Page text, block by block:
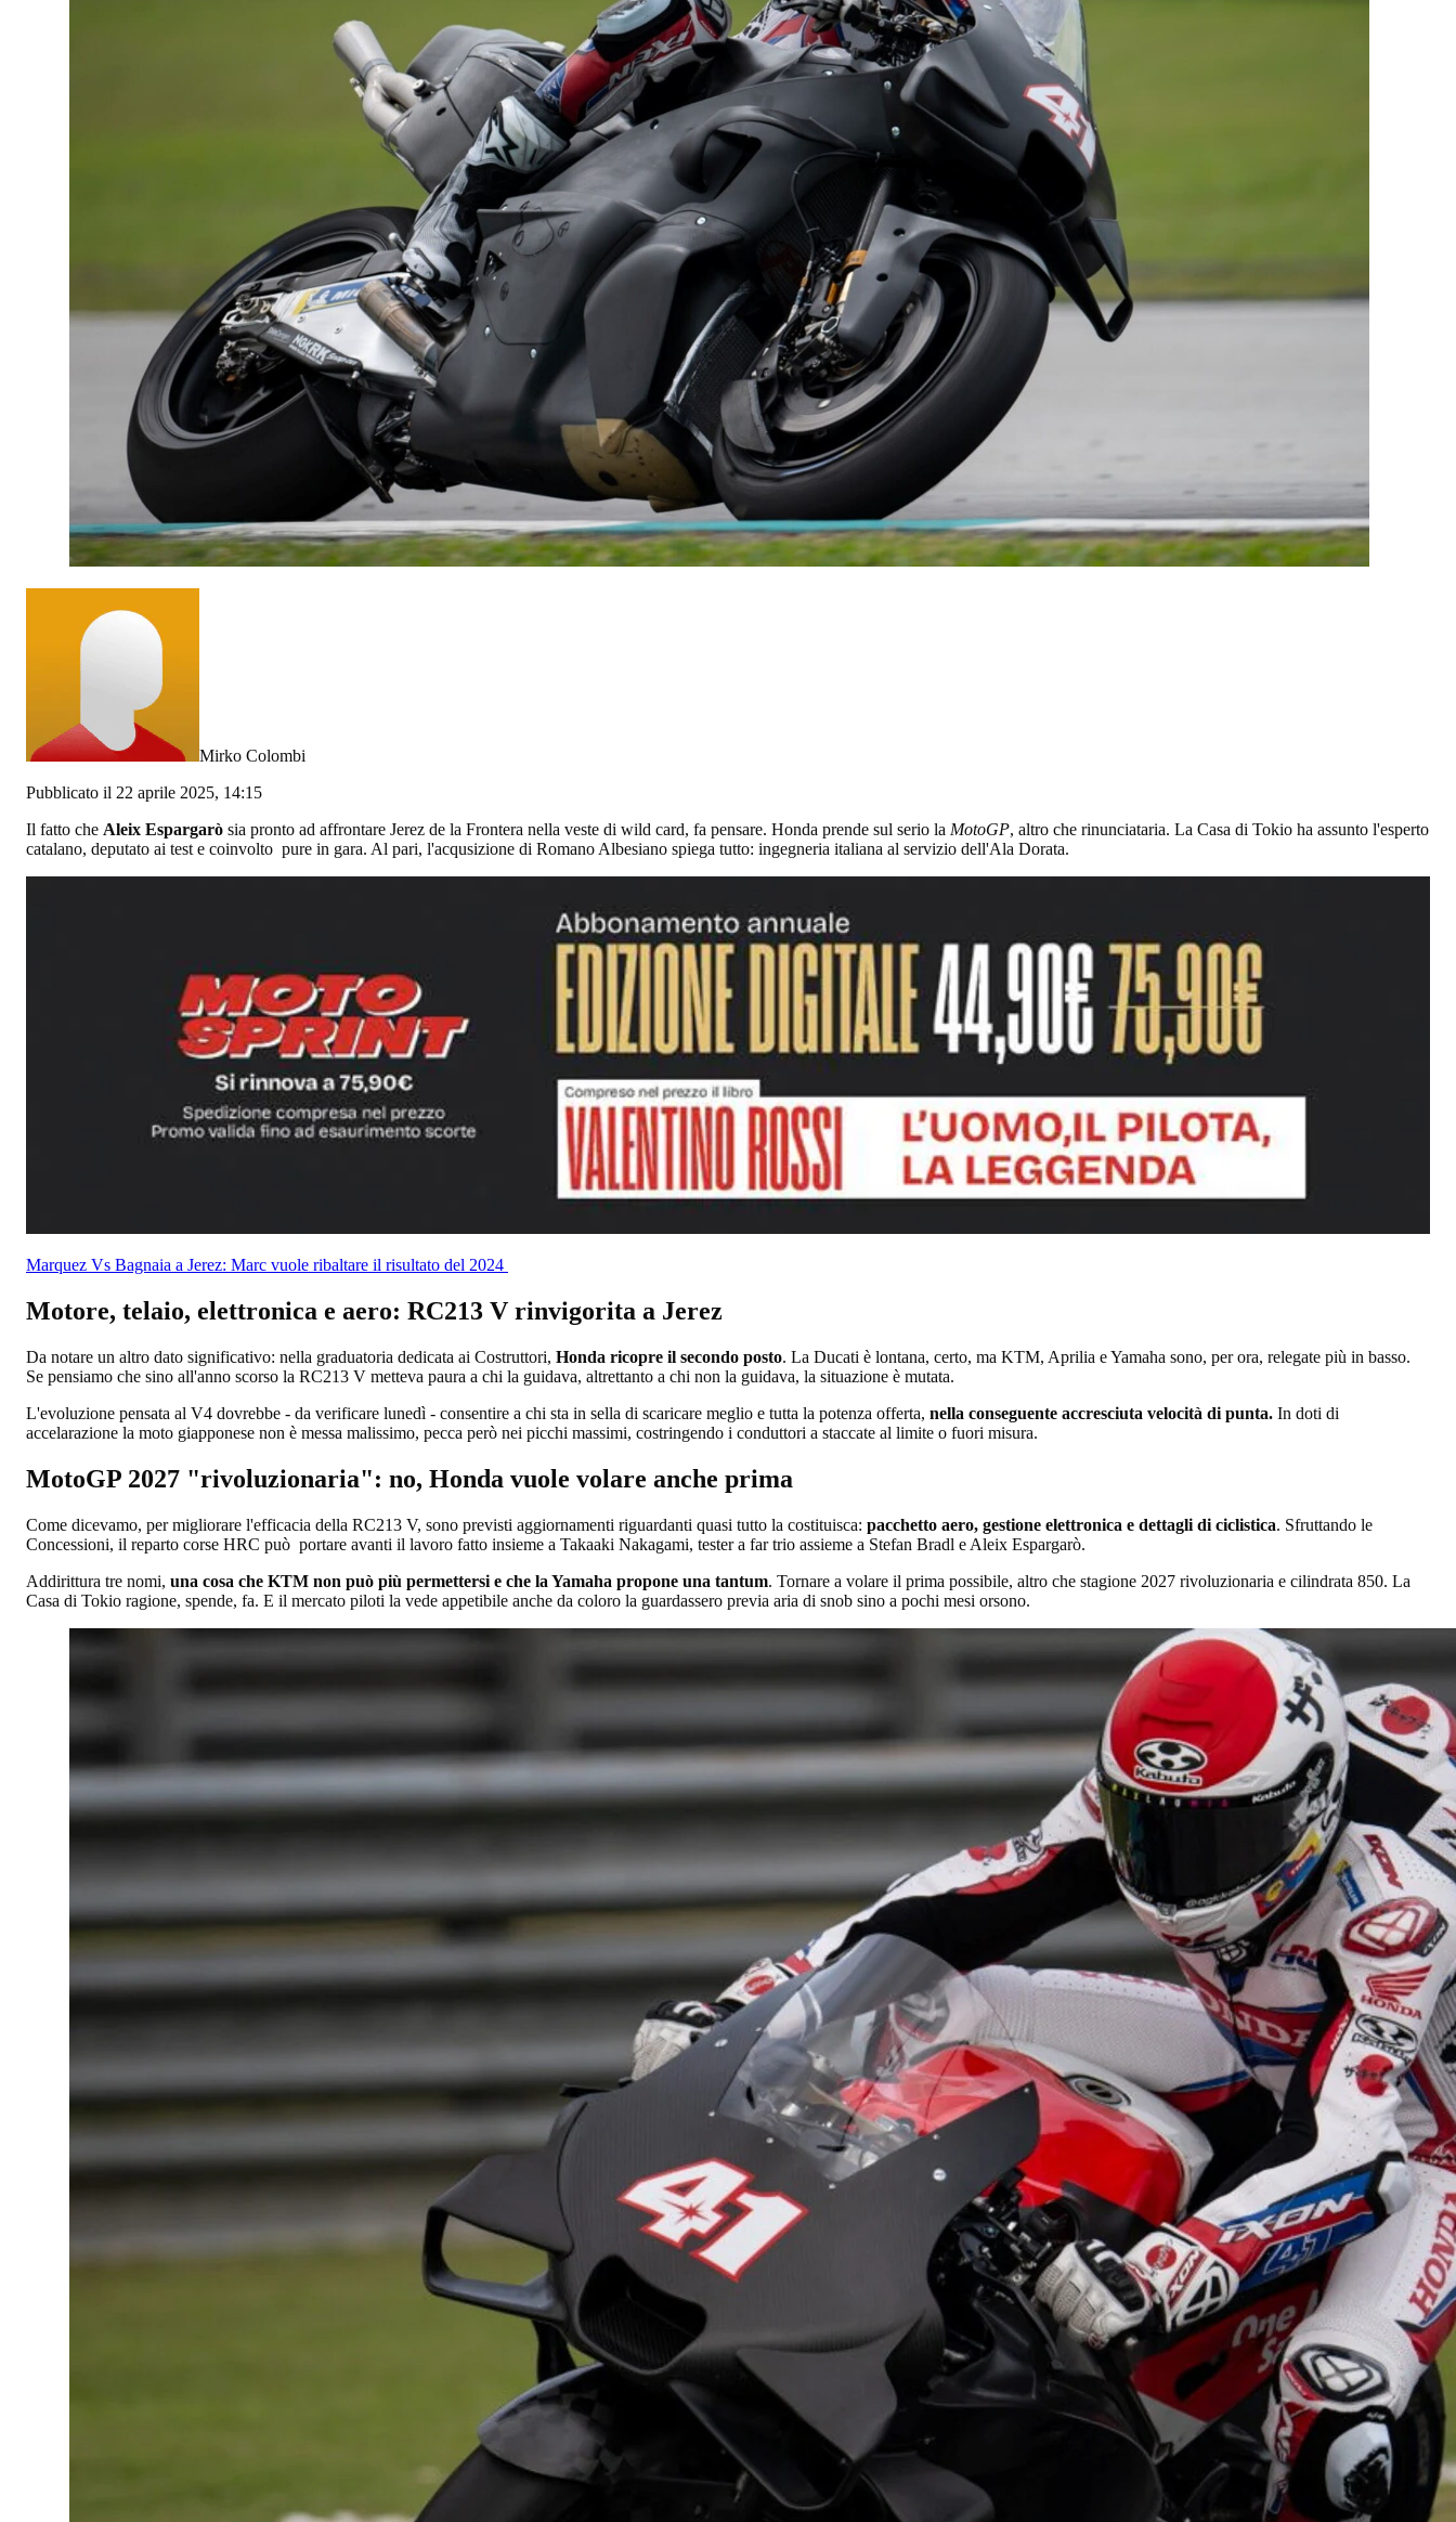
Mirko Colombi
Pubblicato il 22 aprile 2025, 14:15
Il fatto che Aleix Espargarò sia pronto ad affrontare Jerez de la Frontera nella veste di wild card, fa pensare. Honda prende sul serio la MotoGP, altro che rinunciataria. La Casa di Tokio ha assunto l'esperto
catalano, deputato ai test e coinvolto pure in gara. Al pari, l'acqusizione di Romano Albesiano spiega tutto: ingegneria italiana al servizio dell'Ala Dorata.
Marquez Vs Bagnaia a Jerez: Marc vuole ribaltare il risultato del 2024
Motore, telaio, elettronica e aero: RC213 V rinvigorita a Jerez
Da notare un altro dato significativo: nella graduatoria dedicata ai Costruttori, Honda ricopre il secondo posto. La Ducati è lontana, certo, ma KTM, Aprilia e Yamaha sono, per ora, relegate più in basso.
Se pensiamo che sino all'anno scorso la RC213 V metteva paura a chi la guidava, altrettanto a chi non la guidava, la situazione è mutata.
L'evoluzione pensata al V4 dovrebbe - da verificare lunedì - consentire a chi sta in sella di scaricare meglio e tutta la potenza offerta, nella conseguente accresciuta velocità di punta. In doti di
accelarazione la moto giapponese non è messa malissimo, pecca però nei picchi massimi, costringendo i conduttori a staccate al limite o fuori misura.
MotoGP 2027 "rivoluzionaria": no, Honda vuole volare anche prima
Come dicevamo, per migliorare l'efficacia della RC213 V, sono previsti aggiornamenti riguardanti quasi tutto la costituisca: pacchetto aero, gestione elettronica e dettagli di ciclistica. Sfruttando le
Concessioni, il reparto corse HRC può portare avanti il lavoro fatto insieme a Takaaki Nakagami, tester a far trio assieme a Stefan Bradl e Aleix Espargarò.
Addirittura tre nomi, una cosa che KTM non può più permettersi e che la Yamaha propone una tantum. Tornare a volare il prima possibile, altro che stagione 2027 rivoluzionaria e cilindrata 850. La
Casa di Tokio ragione, spende, fa. E il mercato piloti la vede appetibile anche da coloro la guardassero previa aria di snob sino a pochi mesi orsono.